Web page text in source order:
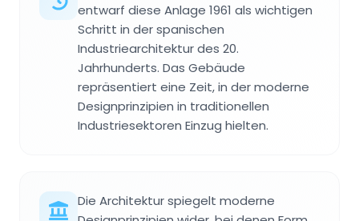
entwarf diese Anlage 1961 als wichtigen
Schritt in der spanischen
Industriearchitektur des 20.
Jahrhunderts. Das Gebäude
repräsentiert eine Zeit, in der moderne
Designprinzipien in traditionellen
Industriesektoren Einzug hielten.
Die Architektur spiegelt moderne